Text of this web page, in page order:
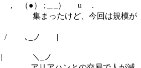
;＿_） u .
けど、今回は規模が
ノ |
_ノ